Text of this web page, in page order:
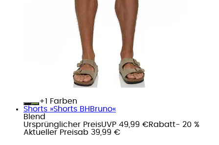
+
Farben
Shorts »Shorts BHBruno«
Blend
Ursprünglicher PreisUVP 49,99 €Rabatt- 20 %
Aktueller Preisab 39,99 €